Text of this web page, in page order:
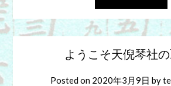
ようこそ天倪琴社
Posted on 2020年3月9日 by